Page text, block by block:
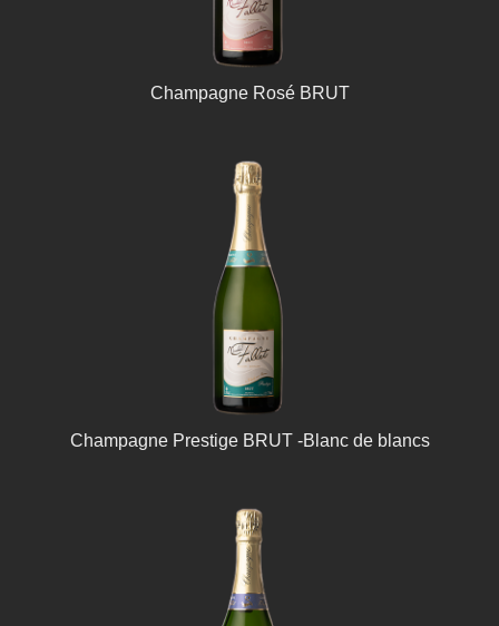
Champagne Rosé BRUT
Champagne Prestige BRUT -Blanc de blancs